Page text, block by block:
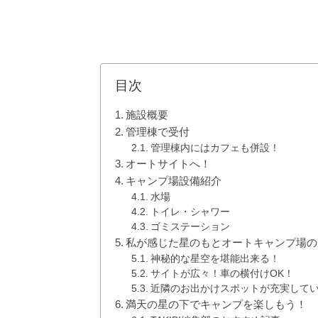
目次
施設概要
管理棟で受付
管理棟内にはカフェも併設！
オートサイトへ！
キャンプ場設備紹介
水場
トイレ・シャワー
ゴミステーション
私が感じた星のもとオートキャンプ場の
神秘的な星空を堪能出来る！
サイトが広々！車の横付けOK！
近隣のお出かけスポットが充実してい
満天の星の下でキャンプを楽しもう！